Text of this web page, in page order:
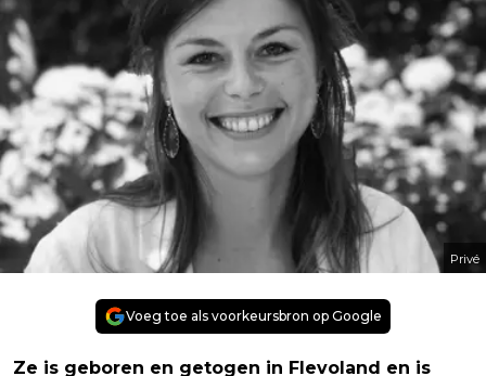
Privé
Voeg toe als voorkeursbron op Google
Ze is geboren en getogen in Flevoland en is